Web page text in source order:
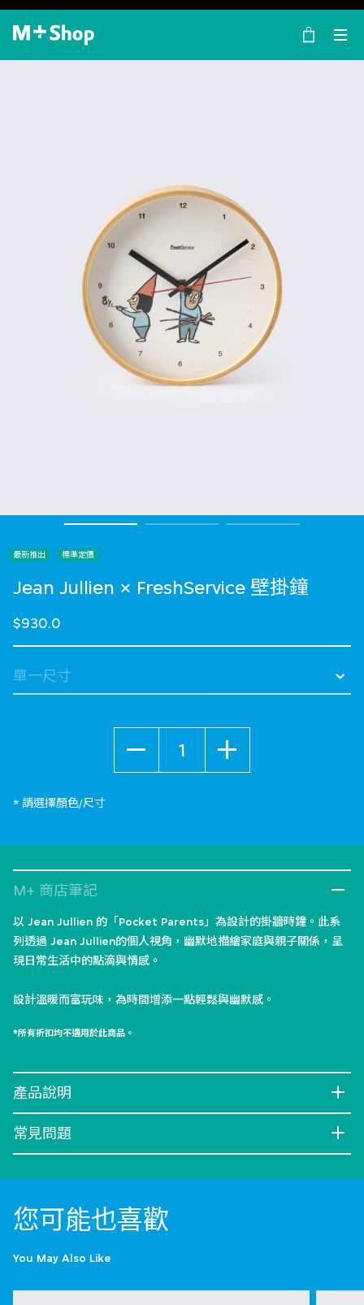
×
M+ Shop
最新推出 標準定價
Jean Jullien × FreshService 壁掛鐘
$930.0
* 請選擇顏色/尺寸
M+ 商店筆記
以 Jean Jullien 的「Pocket Parents」為設計的掛牆時鐘。此系
列透過 Jean Jullien的個人視角，幽默地描繪家庭與親子關係，呈
現日常生活中的點滴與情感。
設計溫暖而富玩味，為時間增添一點輕鬆與幽默感。
*所有折扣均不適用於此商品。
產品說明
常見問題
您可能也喜歡
You May Also Like